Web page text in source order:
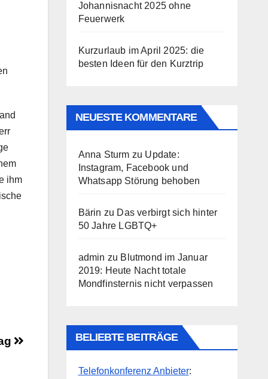
ihm
Johannisnacht 2025 ohne
Feuerwerk
Kurzurlaub im April 2025: die
besten Ideen für den Kurztrip
NEUESTE KOMMENTARE
Anna Sturm zu Update:
Instagram, Facebook und
Whatsapp Störung behoben
Bärin zu Das verbirgt sich hinter
50 Jahre LGBTQ+
admin zu Blutmond im Januar
2019: Heute Nacht totale
Mondfinsternis nicht verpassen
BELIEBTE BEITRÄGE
Telefonkonferenz Anbieter: